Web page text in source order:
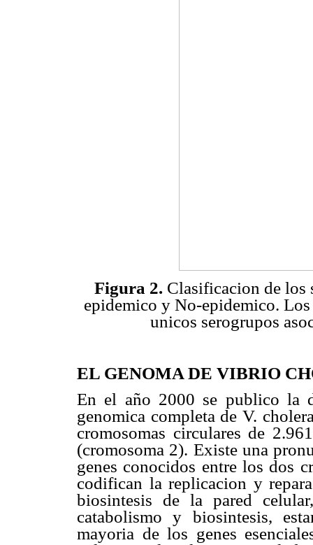
Figura 2. Clasificacion de los
epidemico y No-epidemico.
unicos serogrupos
EL GENOMA DE VIBRIO
En el año 2000 se publico la
genomica completa de V.
cromosomas circulares de
(cromosoma 2). Existe una
genes conocidos entre los dos
codifican la replicacion y
biosintesis de la pared
catabolismo y biosintesis,
mayoria de los genes